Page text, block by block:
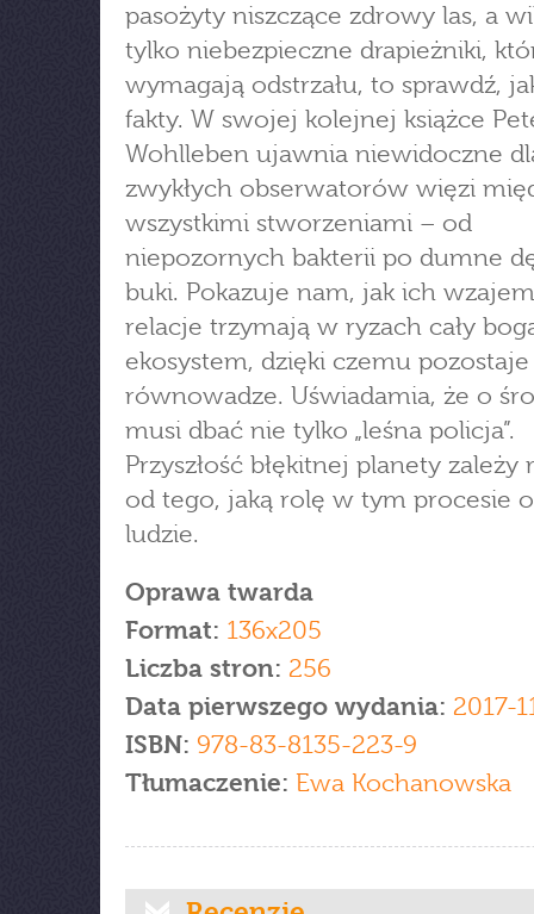
pasożyty niszczące zdrowy las, a
tylko niebezpieczne drapieżniki,
wymagają odstrzału, to sprawdź,
fakty. W swojej kolejnej książce
Wohlleben ujawnia niewidoczne
zwykłych obserwatorów więzi
wszystkimi stworzeniami – od
niepozornych bakterii po dumne
buki. Pokazuje nam, jak ich
relacje trzymają w ryzach cały
ekosystem, dzięki czemu
równowadze. Uświadamia, że o
musi dbać nie tylko „leśna policja”.
Przyszłość błękitnej planety zależy
od tego, jaką rolę w tym procesie
ludzie.
Oprawa twarda
Format: 136x205
Liczba stron: 256
Data pierwszego wydania: 2017-
ISBN: 978-83-8135-223-9
Tłumaczenie: Ewa Kochanowska